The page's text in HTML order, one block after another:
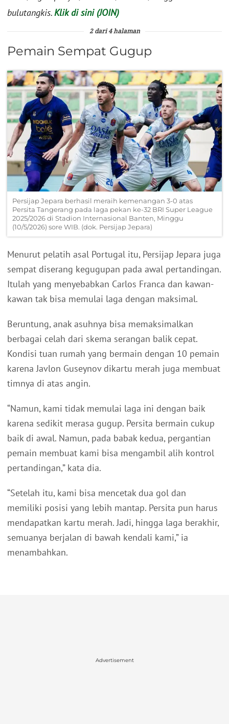
bulutangkis.Klik di sini (JOIN)
2 dari 4 halaman
Pemain Sempat Gugup
Persijap Jepara berhasil meraih kemenangan 3-0 atas
Persita Tangerang pada laga pekan ke-32 BRI Super League
2025/2026 di Stadion Internasional Banten, Minggu
(10/5/2026) sore WIB. (dok. Persijap Jepara)
Menurut pelatih asal Portugal itu, Persijap Jepara juga
sempat diserang kegugupan pada awal pertandingan.
Itulah yang menyebabkan Carlos Franca dan kawan-
kawan tak bisa memulai laga dengan maksimal.
Beruntung, anak asuhnya bisa memaksimalkan
berbagai celah dari skema serangan balik cepat.
Kondisi tuan rumah yang bermain dengan 10 pemain
karena Javlon Guseynov dikartu merah juga membuat
timnya di atas angin.
“Namun, kami tidak memulai laga ini dengan baik
karena sedikit merasa gugup. Persita bermain cukup
baik di awal. Namun, pada babak kedua, pergantian
pemain membuat kami bisa mengambil alih kontrol
pertandingan,” kata dia.
“Setelah itu, kami bisa mencetak dua gol dan
memiliki posisi yang lebih mantap. Persita pun harus
mendapatkan kartu merah. Jadi, hingga laga berakhir,
semuanya berjalan di bawah kendali kami,” ia
menambahkan.
Advertisement